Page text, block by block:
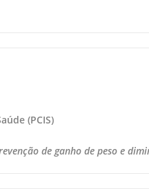
(PCIS)
de ganho de peso e